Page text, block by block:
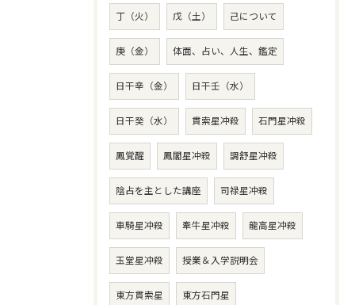
丁（火） 戊（土） 己について
庚（金） 体面、占い、人生、鑑定
日干辛（金） 日干壬（水）
日干癸（水） 貫索星冲殺 石門星冲殺
鳳覚醒 鳳閣星冲殺 調舒星冲殺
陰占を主とした講座 司禄星冲殺
車騎星冲殺 牽牛星冲殺 龍高星冲殺
玉堂星冲殺 授業＆入学説明会
東方貫索星 東方石門星